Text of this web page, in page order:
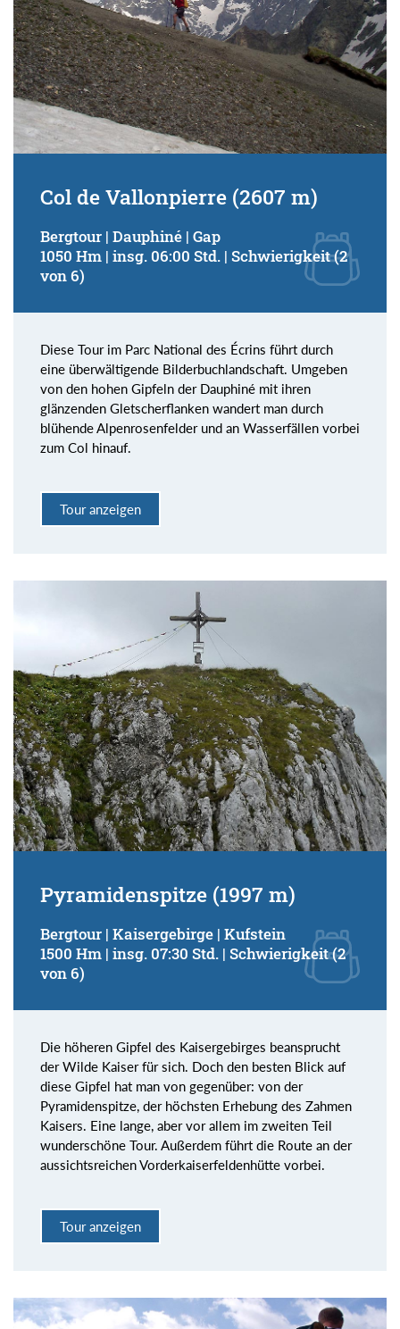
Col de Vallonpierre (2607 m)
Bergtour | Dauphiné | Gap
1050 Hm | insg. 06:00 Std. | Schwierigkeit (2
von 6)
Diese Tour im Parc National des Écrins führt durch
eine überwältigende Bilderbuchlandschaft. Umgeben
von den hohen Gipfeln der Dauphiné mit ihren
glänzenden Gletscherflanken wandert man durch
blühende Alpenrosenfelder und an Wasserfällen vorbei
zum Col hinauf.
Tour anzeigen
Pyramidenspitze (1997 m)
Bergtour | Kaisergebirge | Kufstein
1500 Hm | insg. 07:30 Std. | Schwierigkeit (2
von 6)
Die höheren Gipfel des Kaisergebirges beansprucht
der Wilde Kaiser für sich. Doch den besten Blick auf
diese Gipfel hat man von gegenüber: von der
Pyramidenspitze, der höchsten Erhebung des Zahmen
Kaisers. Eine lange, aber vor allem im zweiten Teil
wunderschöne Tour. Außerdem führt die Route an der
aussichtsreichen Vorderkaiserfeldenhütte vorbei.
Tour anzeigen